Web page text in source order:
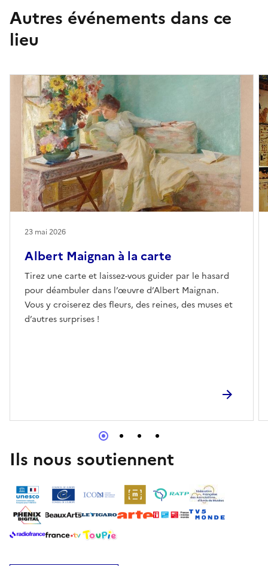
Autres événements dans ce
lieu
Albert Maignan à la carte
Tirez une carte et laissez-vous guider par le hasard
pour déambuler dans l’œuvre d’Albert Maignan.
Vous y croiserez des fleurs, des reines, des muses et
d’autres surprises !
23 mai 2026
Ils nous soutiennent